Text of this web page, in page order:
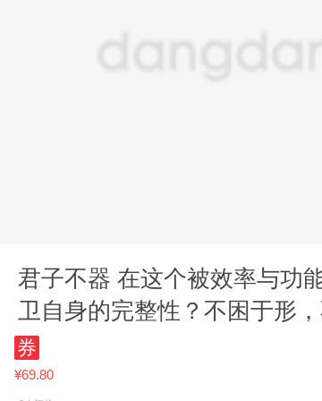
君子不器 在这个被效率与功
卫自身的完整性？不困于形
言到当代精神方案
券
¥69.80